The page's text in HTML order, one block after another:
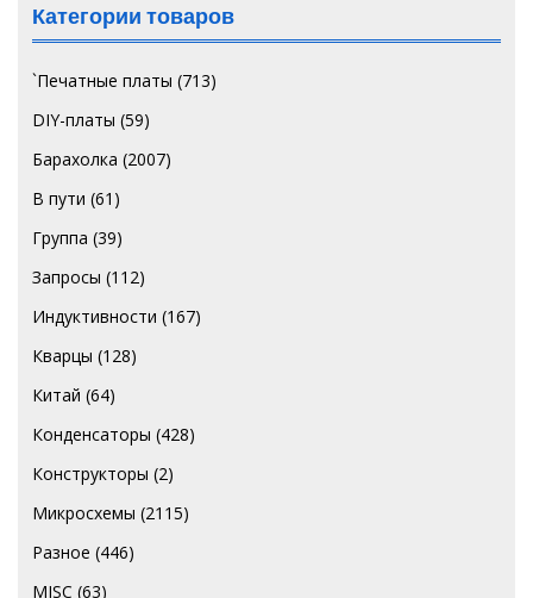
Категории товаров
`Печатные платы (713)
DIY-платы (59)
Барахолка (2007)
В пути (61)
Группа (39)
Запросы (112)
Индуктивности (167)
Кварцы (128)
Китай (64)
Конденсаторы (428)
Конструкторы (2)
Микросхемы (2115)
Разное (446)
MISC (63)